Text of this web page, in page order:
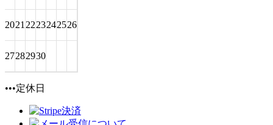
2021 2223242526
27282930
•••定休日